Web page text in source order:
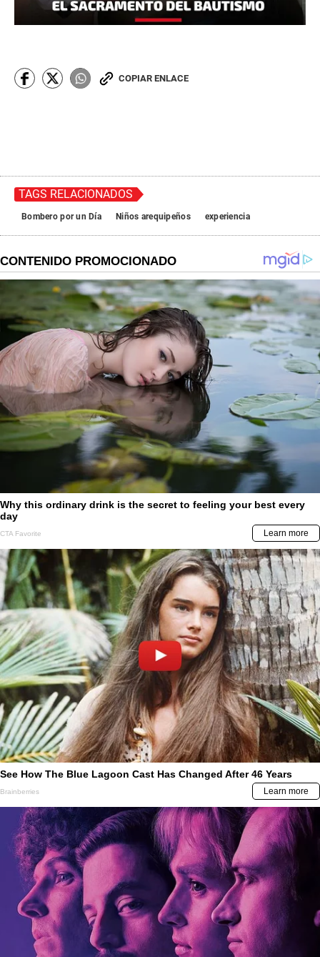
COPIAR ENLACE
TAGS RELACIONADOS
Bombero por un Día Niños arequipeños experiencia